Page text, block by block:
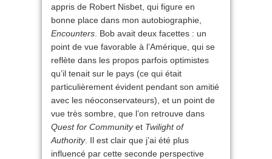
appris de Robert Nisbet, qui figure en
bonne place dans mon autobiographie,
Encounters . Bob avait deux facettes : un
point de vue favorable à l’Amérique, qui se
reflète dans les propos parfois optimistes
qu’il tenait sur le pays (ce qui était
particulièrement évident pendant son amitié
avec les néoconservateurs), et un point de
vue très sombre, que l’on retrouve dans
Quest for Communityet Twilight of
Authority. Il est clair que j’ai été plus
influencé par cette seconde perspective